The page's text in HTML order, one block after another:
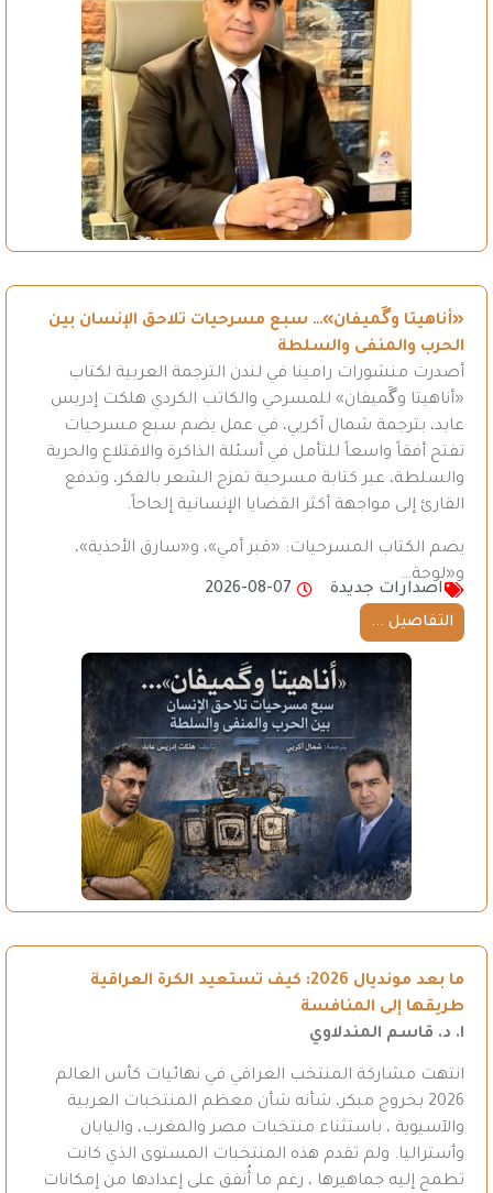
«أناهيتا وگَميفان»… سبع مسرحيات تلاحق الإنسان بين
الحرب والمنفى والسلطة
أصدرت منشورات رامينا في لندن الترجمة العربية لكتاب
«أناهيتا وگَميفان» للمسرحي والكاتب الكردي هلكت إدريس
عابد، بترجمة شمال آكريي، في عمل يضم سبع مسرحيات
تفتح أفقاً واسعاً للتأمل في أسئلة الذاكرة والاقتلاع والحرية
والسلطة، عبر كتابة مسرحية تمزج الشعر بالفكر، وتدفع
القارئ إلى مواجهة أكثر القضايا الإنسانية إلحاحاً.
يضم الكتاب المسرحيات: «قبر أمي»، و«سارق الأحذية»،
و«لوحة…
اصدارات جديدة
2026-08-07
التفاصيل ...
ما بعد مونديال 2026: كيف تستعيد الكرة العراقية
طريقها إلى المنافسة
ا. د. قاسم المندلاوي
انتهت مشاركة المنتخب العراقي في نهائيات كأس العالم
2026 بخروج مبكر، شأنه شأن معظم المنتخبات العربية
والآسيوية ، باستثناء منتخبات مصر والمغرب، واليابان
وأستراليا. ولم تقدم هذه المنتخبات المستوى الذي كانت
تطمح إليه جماهيرها ، رغم ما أُنفق على إعدادها من إمكانات